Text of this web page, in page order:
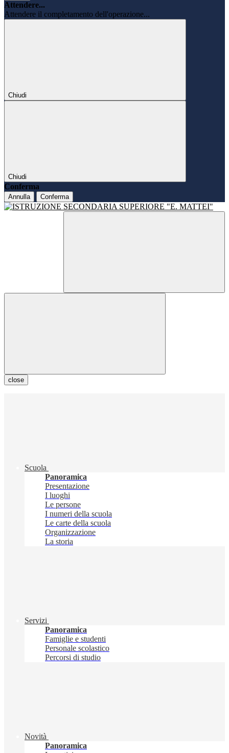
Attendere...
Attendere il completamento dell'operazione...
Chiudi
Chiudi
Conferma
Annulla Conferma
close
Scuola
Panoramica
Presentazione
I luoghi
Le persone
I numeri della scuola
Le carte della scuola
Organizzazione
La storia
Servizi
Panoramica
Famiglie e studenti
Personale scolastico
Percorsi di studio
Novità
Panoramica